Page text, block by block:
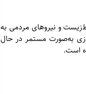
و نیروهای مردمی به
به‌صورت مستمر در حال
است.